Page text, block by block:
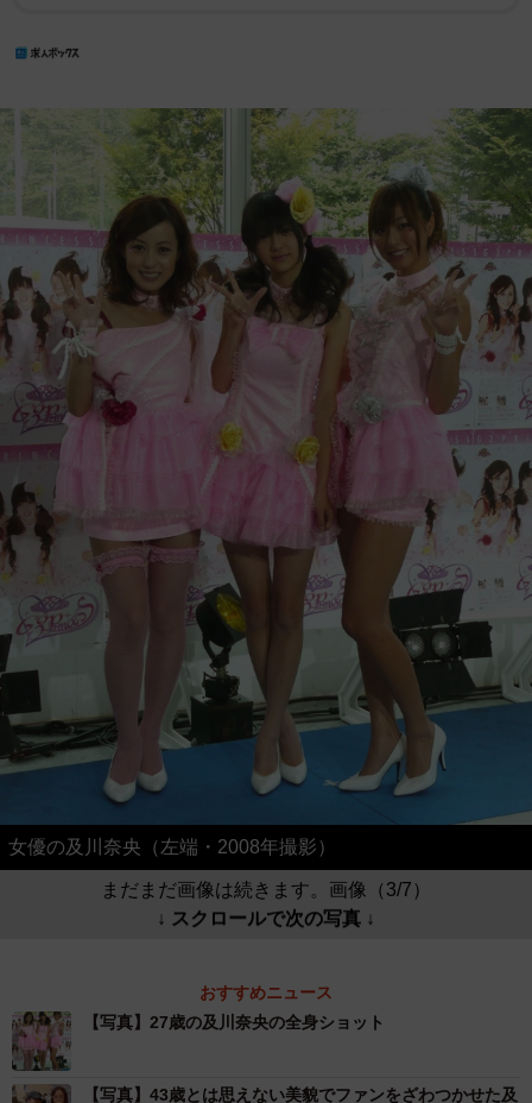
女優の及川奈央（左端・2008年撮影）
まだまだ画像は続きます。画像（3/7）
↓ スクロールで次の写真 ↓
おすすめニュース
【写真】27歳の及川奈央の全身ショット
【写真】43歳とは思えない美貌でファンをざわつかせた及